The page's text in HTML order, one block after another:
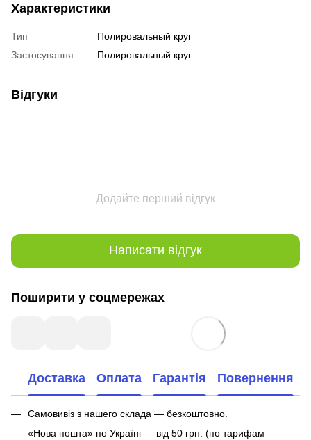
Характеристики
Тип
Полировальный круг
Застосування
Полировальный круг
Відгуки
Додайте перший відгук
Написати відгук
Поширити у соцмережах
Доставка Оплата Гарантія Повернення
Самовивіз з нашего склада — безкоштовно.
«Нова пошта» по Україні — від 50 грн. (по тарифам